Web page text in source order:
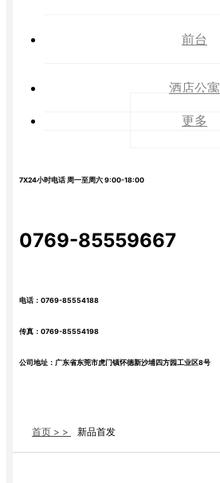
前台
酒店公寓
更多
7X24小时电话 周一至周六 9:00-18:00
0769-85559667
电话：0769-85554188
传真：0769-85554198
公司地址：广东省东莞市虎门镇怀德新沙埔四方园工业区8号
首页 > > 新品首发